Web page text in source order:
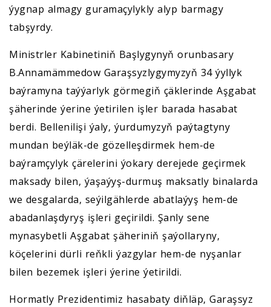
ýygnap almagy guramaçylykly alyp barmagy
tabşyrdy.
Ministrler Kabinetiniň Başlygynyň orunbasary
B.Annamämmedow Garaşsyzlygymyzyň 34 ýyllyk
baýramyna taýýarlyk görmegiň çäklerinde Aşgabat
şäherinde ýerine ýetirilen işler barada hasabat
berdi. Bellenilişi ýaly, ýurdumyzyň paýtagtyny
mundan beýläk-de gözelleşdirmek hem-de
baýramçylyk çärelerini ýokary derejede geçirmek
maksady bilen, ýaşaýyş-durmuş maksatly binalarda
we desgalarda, seýilgählerde abatlaýyş hem-de
abadanlaşdyryş işleri geçirildi. Şanly sene
mynasybetli Aşgabat şäheriniň şaýollaryny,
köçelerini dürli reňkli ýazgylar hem-de nyşanlar
bilen bezemek işleri ýerine ýetirildi.
Hormatly Prezidentimiz hasabaty diňläp, Garaşsyz